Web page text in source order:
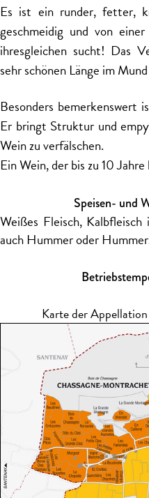
Es ist ein runder, fetter,
geschmeidig und von
ihresgleichen sucht! Das
sehr schönen Länge im
Besonders bemerkenswert
Er bringt Struktur und
Wein zu verfälschen.
Ein Wein, der bis zu 10
Speisen- und
Weißes Fleisch,
auch Hummer oder
Karte der